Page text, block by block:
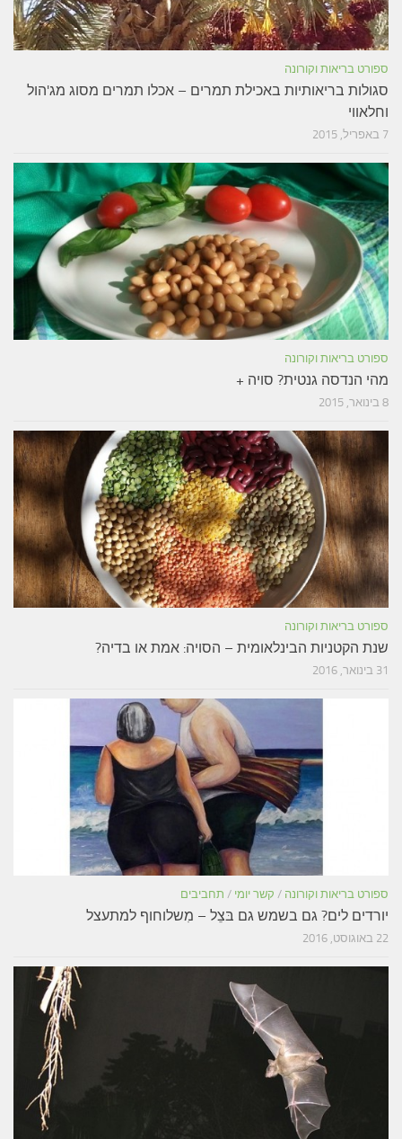
ספורט בריאות וקורונה
סגולות בריאותיות באכילת תמרים – אכלו תמרים מסוג מג'הול
וחלאווי
7 באפריל, 2015
ספורט בריאות וקורונה
מהי הנדסה גנטית? סויה +
8 בינואר, 2015
ספורט בריאות וקורונה
שנת הקטניות הבינלאומית – הסויה: אמת או בדיה?
31 בינואר, 2016
ספורט בריאות וקורונה / קשר יומי / תחביבים
יורדים לים? גם בשמש גם בּצֵל – מִשלוחוף למתעצל
22 באוגוסט, 2016